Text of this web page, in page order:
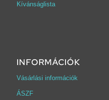
Kívánságlista
INFORMÁCIÓK
Vásárlási információk
ÁSZF